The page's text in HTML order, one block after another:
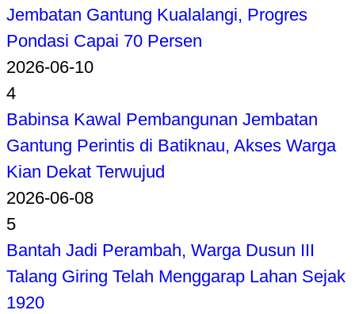
Jembatan Gantung Kualalangi, Progres
Pondasi Capai 70 Persen
2026-06-10
4
Babinsa Kawal Pembangunan Jembatan
Gantung Perintis di Batiknau, Akses Warga
Kian Dekat Terwujud
2026-06-08
5
Bantah Jadi Perambah, Warga Dusun III
Talang Giring Telah Menggarap Lahan Sejak
1920